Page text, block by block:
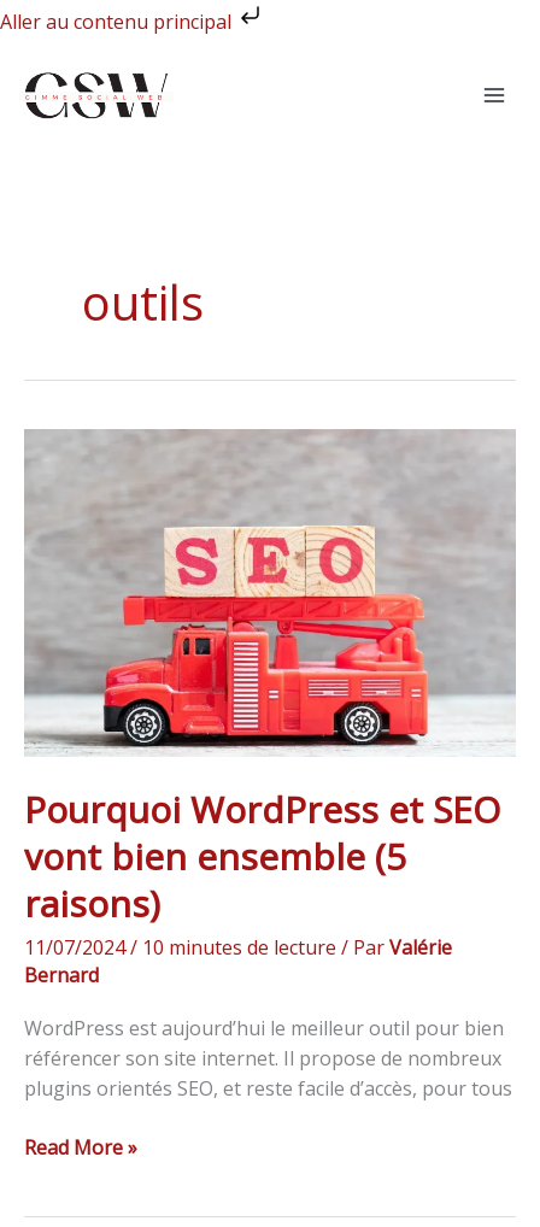
Aller au contenu principal
Aller
contenu
outils
Pourquoi WordPress et SEO
vont bien ensemble (5
raisons)
11/07/2024/ 10 minutes de lecture / ParValérie
Bernard
WordPress est aujourd’hui le meilleur outil pour bien
référencer son site internet. Il propose de nombreux
plugins orientés SEO, et reste facile d’accès, pour tous
SEO
ensemble
(5
raisons)
Read More »